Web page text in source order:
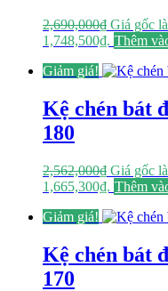
2,690,000₫ Giá gốc
1,748,500₫. Thêm
Giảm giá!
Kệ chén bát
180
2,562,000₫ Giá gốc
1,665,300₫. Thêm
Giảm giá!
Kệ chén bát
170